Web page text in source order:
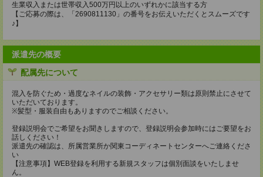
生業収入または世帯収入500万円以上のいずれかに該当する方
【ご応募の際は、「2690811130」の番号をお伝えいただくとスムーズです
♪】
派遣先の概要
配属先について
混入を防ぐため・過度なネイルの装飾・アクセサリー類は原則禁止にさせて
いただいております。
※髪型・服装自由もありますのでご相談ください。
登録説明会でご希望をお聞きしますので、登録説明会参加時にはご要望をお
話しください！
派遣先の確認は、所属営業所か関東コーディネートセンターへご連絡くださ
い
【注意事項】WEB登録を利用する新規スタッフは個別面談をいたしませ
ん。